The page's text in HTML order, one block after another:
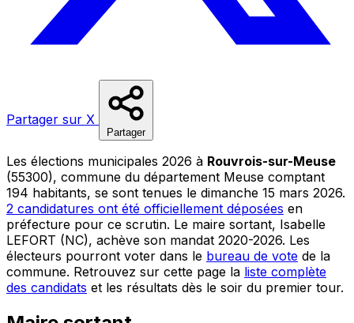
Partager sur X
Partager
Les élections municipales 2026 à Rouvrois-sur-Meuse
(55300), commune du département Meuse comptant
194 habitants, se sont tenues le dimanche 15 mars 2026.
2 candidatures ont été officiellement déposées en
préfecture pour ce scrutin. Le maire sortant, Isabelle
LEFORT (NC), achève son mandat 2020-2026. Les
électeurs pourront voter dans le bureau de vote de la
commune. Retrouvez sur cette page la liste complète
des candidats et les résultats dès le soir du premier tour.